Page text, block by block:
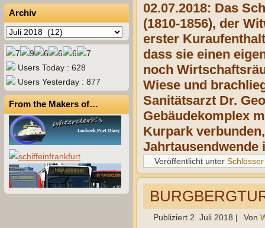
Archiv
Archiv
Users Today : 628
Users Yesterday : 877
From the Makers of…
02.07.2018: Das
(1810-1856), der
erster
dass sie einen
noch
Wiese und
Sanitätsarzt Dr.
Gebäudekomplex
Kurpark
Veröffentlicht unter Schlösser
Publiziert 2. Juli 2018 | Von